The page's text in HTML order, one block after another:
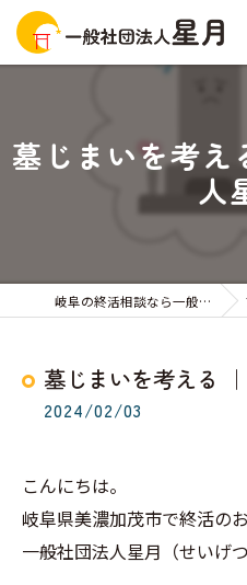
墓じまいを考
人
岐阜の終活相談なら一般社団法人星月
墓じまいを考える
2024/02/03
こんにちは。
岐阜県美濃加茂市で終活の
一般社団法人星月（せいげつ